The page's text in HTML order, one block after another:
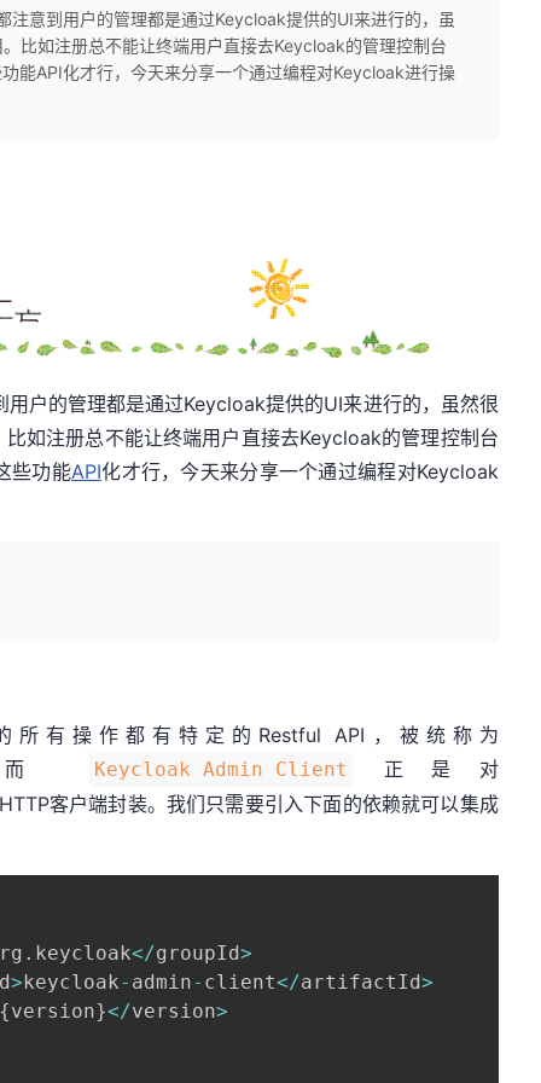
意到用户的管理都是通过Keycloak提供的UI来进行的，虽
比如注册总不能让终端用户直接去Keycloak的管理控制台
能API化才行，今天来分享一个通过编程对Keycloak进行操
户的管理都是通过Keycloak提供的UI来进行的，虽然很
如注册总不能让终端用户直接去Keycloak的管理控制台
些功能API化才行，今天来分享一个通过编程对Keycloak
所有操作都有特定的Restful API，被统称为
Keycloak Admin Client
正是对
客户端封装。我们只需要引入下面的依赖就可以集成
. keycloak</groupId>
>keycloak- admin- client</artifactId>
{version}</version>